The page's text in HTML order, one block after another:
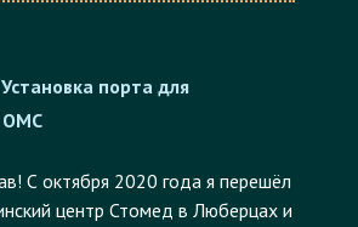
ОМС
С октября 2020 года я перешёл
центр Стомед в Люберцах и